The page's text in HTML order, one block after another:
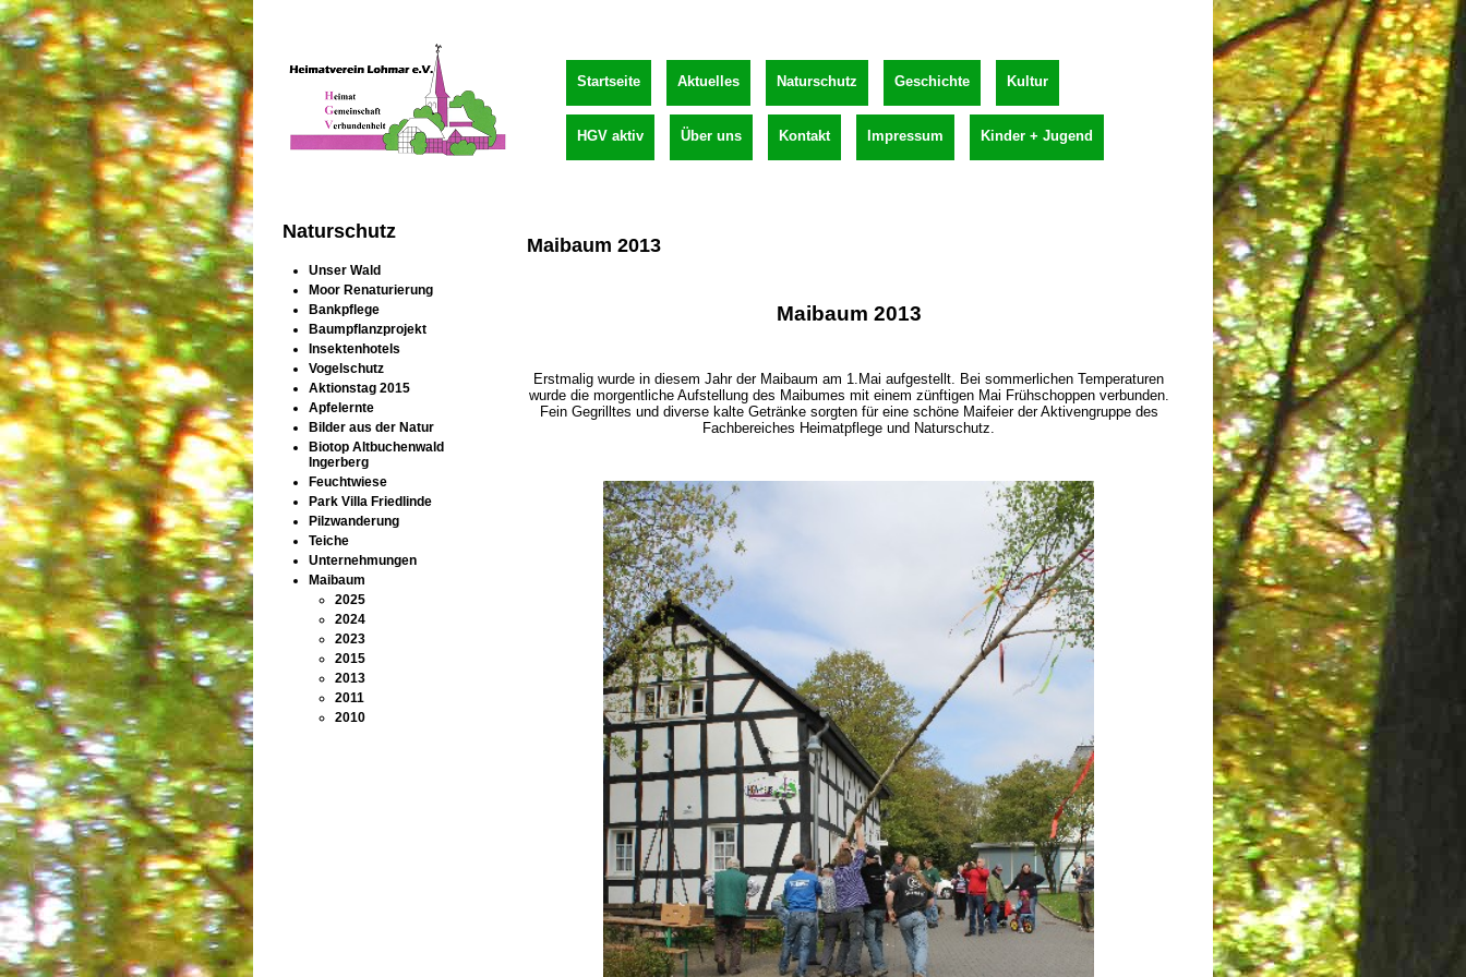
Startseite Aktuelles Naturschutz Geschichte Kultur
HGV aktiv Über uns Kontakt Impressum Kinder + Jugend
Naturschutz
Unser Wald
Moor Renaturierung
Bankpflege
Baumpflanzprojekt
Insektenhotels
Vogelschutz
Aktionstag 2015
Apfelernte
Bilder aus der Natur
Biotop Altbuchenwald
Ingerberg
Feuchtwiese
Park Villa Friedlinde
Pilzwanderung
Teiche
Unternehmungen
Maibaum
2025
2024
2023
2015
2013
2011
2010
Maibaum 2013
Maibaum 2013
Erstmalig wurde in diesem Jahr der Maibaum am 1.Mai aufgestellt. Bei sommerlichen Temperaturen
wurde die morgentliche Aufstellung des Maibumes mit einem zünftigen Mai Frühschoppen verbunden.
Fein Gegrilltes und diverse kalte Getränke sorgten für eine schöne Maifeier der Aktivengruppe des
Fachbereiches Heimatpflege und Naturschutz.